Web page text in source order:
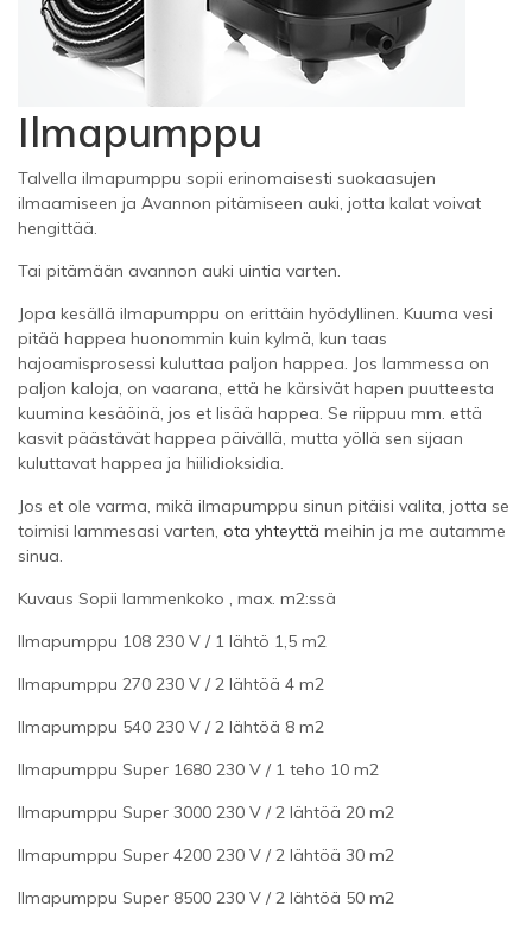
Ilmapumppu
Talvella ilmapumppu sopii erinomaisesti suokaasujen
ilmaamiseen ja Avannon pitämiseen auki, jotta kalat voivat
hengittää.
Tai pitämään avannon auki uintia varten.
Jopa kesällä ilmapumppu on erittäin hyödyllinen. Kuuma vesi
pitää happea huonommin kuin kylmä, kun taas
hajoamisprosessi kuluttaa paljon happea. Jos lammessa on
paljon kaloja, on vaarana, että he kärsivät hapen puutteesta
kuumina kesäöinä, jos et lisää happea. Se riippuu mm. että
kasvit päästävät happea päivällä, mutta yöllä sen sijaan
kuluttavat happea ja hiilidioksidia.
Jos et ole varma, mikä ilmapumppu sinun pitäisi valita, jotta se
toimisi lammesasi varten, ota yhteyttä meihin ja me autamme
sinua.
Kuvaus Sopii lammenkoko , max. m2:ssä
Ilmapumppu 108 230 V / 1 lähtö 1,5 m2
Ilmapumppu 270 230 V / 2 lähtöä 4 m2
Ilmapumppu 540 230 V / 2 lähtöä 8 m2
Ilmapumppu Super 1680 230 V / 1 teho 10 m2
Ilmapumppu Super 3000 230 V / 2 lähtöä 20 m2
Ilmapumppu Super 4200 230 V / 2 lähtöä 30 m2
Ilmapumppu Super 8500 230 V / 2 lähtöä 50 m2